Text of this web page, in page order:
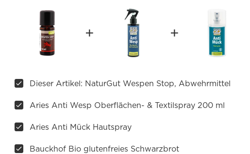
Dieser Artikel: NaturGut Wespen Stop, Abwehrmittel
Aries Anti Wesp Oberflächen- & Textilspray 200 ml
Aries Anti Mück Hautspray
Bauckhof Bio glutenfreies Schwarzbrot